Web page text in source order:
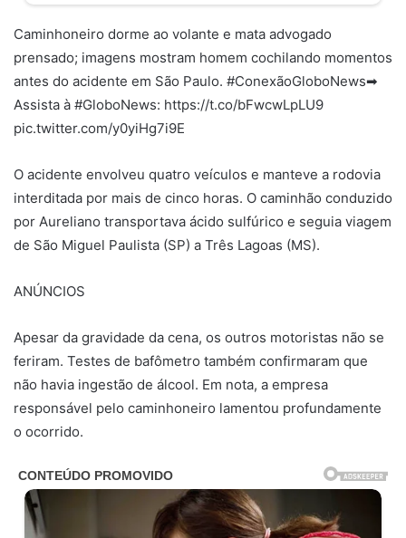
Caminhoneiro dorme ao volante e mata advogado
prensado; imagens mostram homem cochilando momentos
antes do acidente em São Paulo. #ConexãoGloboNews➡
Assista à #GloboNews: https://t.co/bFwcwLpLU9
pic.twitter.com/y0yiHg7i9E
O acidente envolveu quatro veículos e manteve a rodovia
interditada por mais de cinco horas. O caminhão conduzido
por Aureliano transportava ácido sulfúrico e seguia viagem
de São Miguel Paulista (SP) a Três Lagoas (MS).
ANÚNCIOS
Apesar da gravidade da cena, os outros motoristas não se
feriram. Testes de bafômetro também confirmaram que
não havia ingestão de álcool. Em nota, a empresa
responsável pelo caminhoneiro lamentou profundamente
o ocorrido.